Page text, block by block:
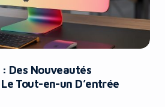
Des Nouveautés
Tout-en-un D’entrée
like you're
ad-blocker!